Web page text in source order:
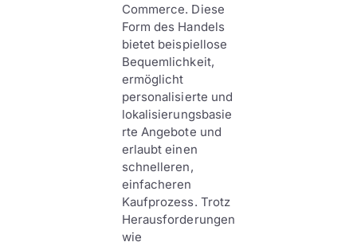
Commerce. Diese
Form des Handels
bietet beispiellose
Bequemlichkeit,
ermöglicht
personalisierte und
lokalisierungsbasie
rte Angebote und
erlaubt einen
schnelleren,
einfacheren
Kaufprozess. Trotz
Herausforderungen
wie